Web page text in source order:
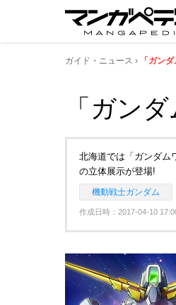
ガイド・ニュース 「ガン
「ガン
北海道では「ガンダム
の立体展示が登場!
機動戦士ガンダム
作成日時：2017-04-10